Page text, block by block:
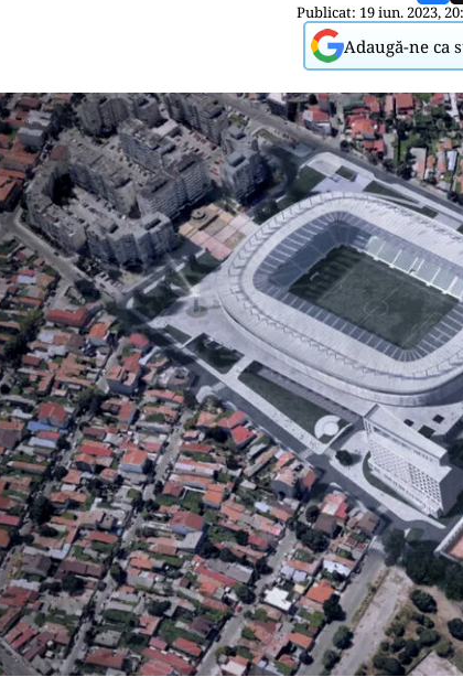
Publicat: 19 iun. 2023,
Adaugă-ne ca